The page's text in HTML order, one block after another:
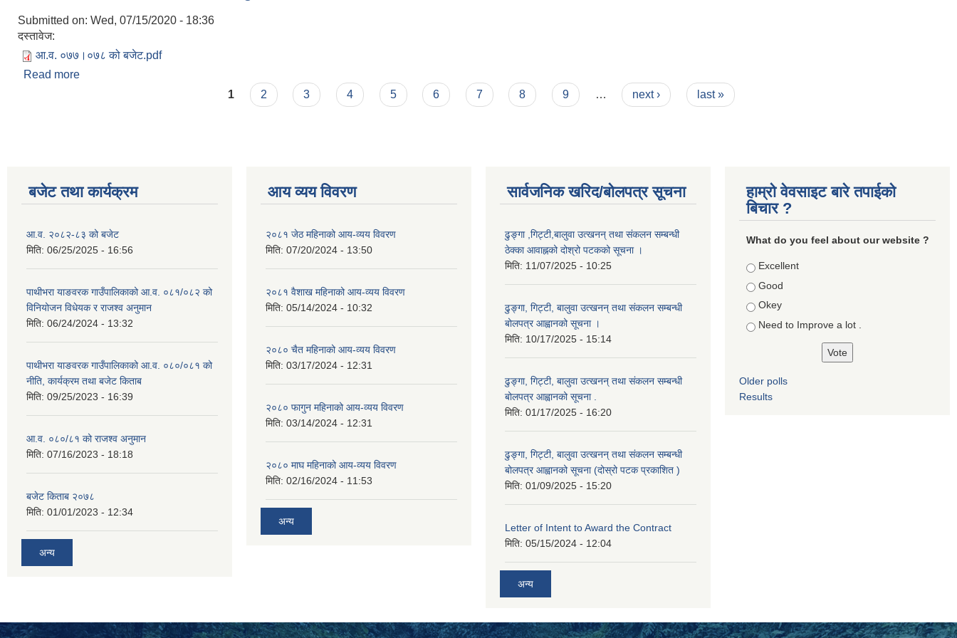
Submitted on: Wed, 07/15/2020 - 18:36
दस्तावेज:
आ.व. ०७७।०७८ को बजेट.pdf
Read more
1 2 3 4 5 6 7 8 9 … next › last »
बजेट तथा कार्यक्रम
आ.व. २०८२-८३ को बजेट
मिति: 06/25/2025 - 16:56
पाथीभरा याङवरक गाउँपालिकाको आ.व. ०८१/०८२ को
विनियोजन विधेयक र राजश्व अनुमान
मिति: 06/24/2024 - 13:32
पाथीभरा याङवरक गाउँपालिकाको आ.व. ०८०/०८१ को
नीति, कार्यक्रम तथा बजेट किताब
मिति: 09/25/2023 - 16:39
आ.व. ०८०/८१ को राजश्व अनुमान
मिति: 07/16/2023 - 18:18
बजेट किताब २०७८
मिति: 01/01/2023 - 12:34
अन्य
आय व्यय विवरण
२०८१ जेठ महिनाको आय-व्यय विवरण
मिति: 07/20/2024 - 13:50
२०८१ वैशाख महिनाको आय-व्यय विवरण
मिति: 05/14/2024 - 10:32
२०८० चैत महिनाको आय-व्यय विवरण
मिति: 03/17/2024 - 12:31
२०८० फागुन महिनाको आय-व्यय विवरण
मिति: 03/14/2024 - 12:31
२०८० माघ महिनाको आय-व्यय विवरण
मिति: 02/16/2024 - 11:53
अन्य
सार्वजनिक खरिद/बोलपत्र सूचना
ढुङ्गा ,गिट्टी,बालुवा उत्खनन् तथा संकलन सम्बन्धी
ठेक्का आवाह्नको दोश्रो पटकको सूचना ।
मिति: 11/07/2025 - 10:25
ढुङ्गा, गिट्टी, बालुवा उत्खनन् तथा संकलन सम्बन्धी
बोलपत्र आह्वानको सूचना ।
मिति: 10/17/2025 - 15:14
ढुङ्गा, गिट्टी, बालुवा उत्खनन् तथा संकलन सम्बन्धी
बोलपत्र आह्वानको सूचना .
मिति: 01/17/2025 - 16:20
ढुङ्गा, गिट्टी, बालुवा उत्खनन् तथा संकलन सम्बन्धी
बोलपत्र आह्वानको सूचना (दोस्रो पटक प्रकाशित )
मिति: 01/09/2025 - 15:20
Letter of Intent to Award the Contract
मिति: 05/15/2024 - 12:04
अन्य
हाम्रो वेवसाइट बारे तपाईको
बिचार ?
What do you feel about our website ?
Choices
Excellent
Good
Okey
Need to Improve a lot .
Older polls
Results